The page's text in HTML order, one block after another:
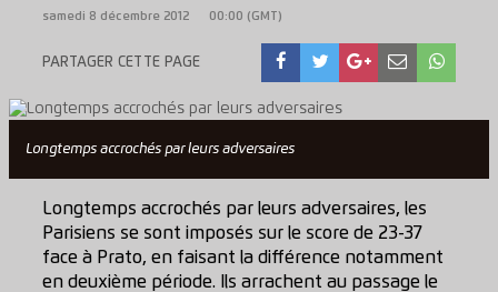
samedi 8 décembre 2012 00:00 (GMT)
PARTAGER CETTE PAGE
Longtemps accrochés par leurs adversaires
Longtemps accrochés par leurs adversaires, les
Parisiens se sont imposés sur le score de 23-37
face à Prato, en faisant la différence notamment
en deuxième période. Ils arrachent au passage le